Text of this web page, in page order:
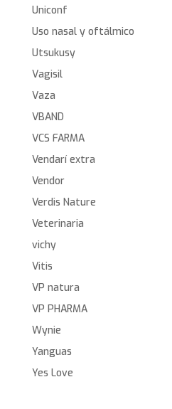
Uniconf
Uso nasal y oftálmico
Utsukusy
Vagisil
Vaza
VBAND
VCS FARMA
Vendarí extra
Vendor
Verdis Nature
Veterinaria
vichy
Vitis
VP natura
VP PHARMA
Wynie
Yanguas
Yes Love